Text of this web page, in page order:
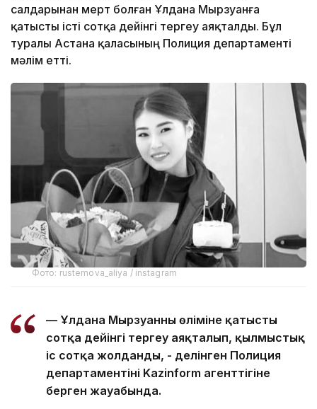
салдарынан мерт болған Ұлдана Мырзуанға
қатысты істі сотқа дейінгі тергеу аяқталды. Бұл
туралы Астана қаласының Полиция департаменті
мәлім етті.
Фото: rustemova_aliya / instagram
— Ұлдана Мырзуанның өліміне қатысты
сотқа дейінгі тергеу аяқталып, қылмыстық
іс сотқа жолданды, - делінген Полиция
департаментінің Kazinform агенттігіне
берген жауабында.